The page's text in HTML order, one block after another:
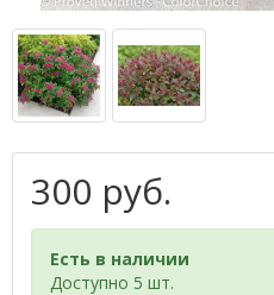
300 руб.
Есть в наличии
Доступно 5 шт.